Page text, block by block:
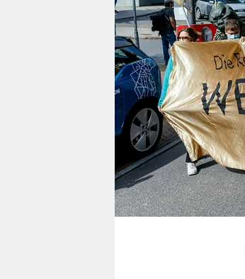
wahrheit
verlag
verlag
veranstaltungen
shop
fragen & hilfe
unterstützen
abo